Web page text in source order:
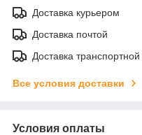
Доставка курьером
Доставка почтой
Доставка
Все условия доставки
Условия оплаты